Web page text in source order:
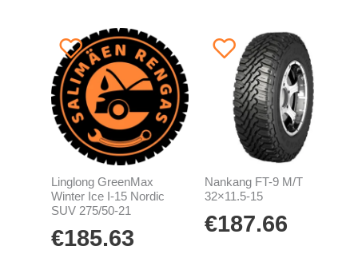
Linglong GreenMax
Winter Ice I-15 Nordic
SUV 275/50-21
€185.63
Nankang FT-9 M/T
32×11.5-15
€187.66